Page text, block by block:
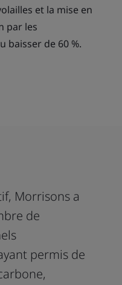
et la mise en
par les
baisser de 60 %.
Morrisons a
de
permis de